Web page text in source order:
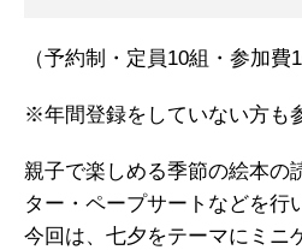
（予約制・定員10組・参加費
※年間登録をしていない方も
親子で楽しめる季節の絵本の
ター・ペープサートなどを行
今回は、七夕をテーマにミニ